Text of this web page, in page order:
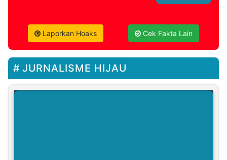
Laporkan Hoaks Cek Fakta Lain
JURNALISME HIJAU